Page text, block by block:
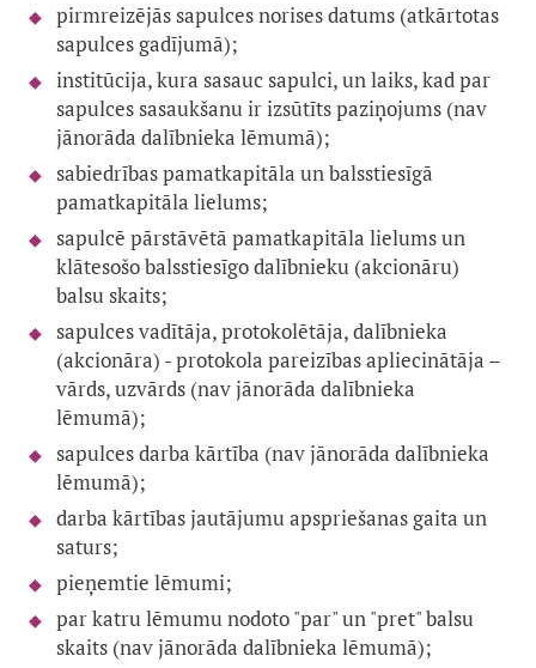
pirmreizējās sapulces norises datums (atkārtotas
sapulces gadījumā);
institūcija, kura sasauc sapulci, un laiks, kad par
sapulces sasaukšanu ir izsūtīts paziņojums (nav
jānorāda dalībnieka lēmumā);
sabiedrības pamatkapitāla un balsstiesīgā
pamatkapitāla lielums;
sapulcē pārstāvētā pamatkapitāla lielums un
klātesošo balsstiesīgo dalībnieku (akcionāru)
balsu skaits;
sapulces vadītāja, protokolētāja, dalībnieka
(akcionāra) - protokola pareizības apliecinātāja –
vārds, uzvārds (nav jānorāda dalībnieka
lēmumā);
sapulces darba kārtība (nav jānorāda dalībnieka
lēmumā);
darba kārtības jautājumu apspriešanas gaita un
saturs;
pieņemtie lēmumi;
par katru lēmumu nodoto "par" un "pret" balsu
skaits (nav jānorāda dalībnieka lēmumā);